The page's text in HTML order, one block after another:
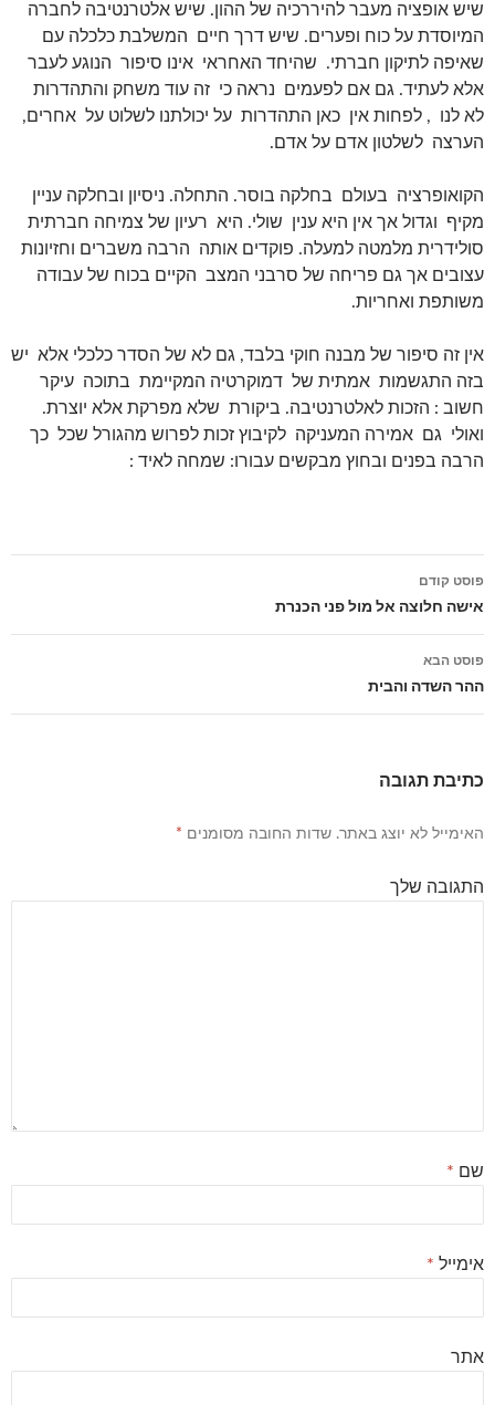
שיש אופציה מעבר להיררכיה של ההון. שיש אלטרנטיבה לחברה
המיוסדת על כוח ופערים. שיש דרך חיים המשלבת כלכלה עם
שאיפה לתיקון חברתי. שהיחד האחראי אינו סיפור הנוגע לעבר
אלא לעתיד. גם אם לפעמים נראה כי זה עוד משחק והתהדרות
לא לנו , לפחות אין כאן התהדרות על יכולתנו לשלוט על אחרים,
הערצה לשלטון אדם על אדם.
הקואופרציה בעולם בחלקה בוסר. התחלה. ניסיון ובחלקה עניין
מקיף וגדול אך אין היא ענין שולי. היא רעיון של צמיחה חברתית
סולידרית מלמטה למעלה. פוקדים אותה הרבה משברים וחזיונות
עצובים אך גם פריחה של סרבני המצב הקיים בכוח של עבודה
משותפת ואחריות.
אין זה סיפור של מבנה חוקי בלבד, גם לא של הסדר כלכלי אלא יש
בזה התגשמות אמתית של דמוקרטיה המקיימת בתוכה עיקר
חשוב : הזכות לאלטרנטיבה. ביקורת שלא מפרקת אלא יוצרת.
ואולי גם אמירה המעניקה לקיבוץ זכות לפרוש מהגורל שכל כך
הרבה בפנים ובחוץ מבקשים עבורו: שמחה לאיד :
ניווט
פוסטים
פוסט קודם
אישה חלוצה אל מול פני הכנרת
פוסט הבא
ההר השדה והבית
כתיבת תגובה
האימייל לא יוצג באתר. שדות החובה מסומנים *
התגובה שלך
שם *
אימייל *
אתר